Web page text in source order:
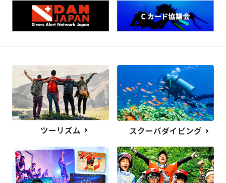
ツーリズム スクーバダイビング